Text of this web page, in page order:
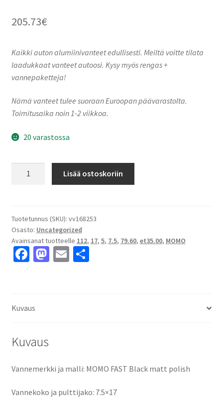
205.73€
Kaikki auton alumiinivanteet edullisesti. Meiltä voitte tilata
laadukkaat vanteet autoosi. Kysy myös rengas +
vannepaketteja!
Nämä vanteet tulee suoraan Euroopan päävarastolta.
Toimitusaika noin 1-2 viikkoa.
20 varastossa
polish
7.5x17"
5x112
ET35.00
Lisää ostoskoriin
Tuotetunnus (SKU): vv168253
Osasto: Uncategorized
Avainsanat tuotteelle 112, 17, 5, 7.5, 79.60, et35.00, MOMO
Fa
o
M E S
Kuvaus
Kuvaus
Vannemerkki ja malli: MOMO FAST Black matt polish
Vannekoko ja pulttijako: 7.5×17